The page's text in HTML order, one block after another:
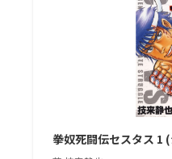
拳奴死闘伝セスタス 1